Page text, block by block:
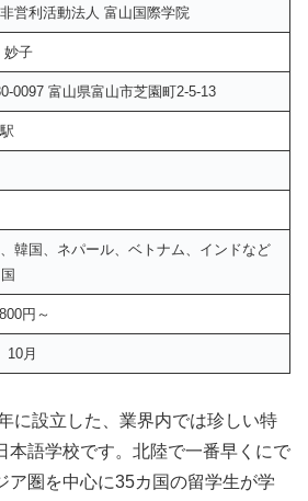
営利活動法人 富山国際学院
妙子
0097 富山県富山市芝園町2-5-13
韓国、ネパール、ベトナム、インドなど
円～
10月
に設立した、業界内では珍しい特
本語学校です。北陸で一番早くにで
ア圏を中心に35カ国の留学生が学